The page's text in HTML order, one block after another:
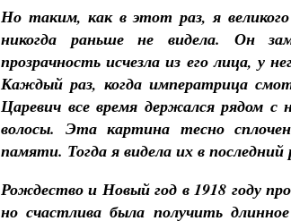
Но таким, как в этот раз, я великого
никогда раньше не видела. Он
прозрачность исчезла из его лица, у
Каждый раз, когда императрица
Царевич все время держался рядом с
волосы. Эта картина тесно
памяти. Тогда я видела их в последний
Рождество и Новый год в 1918 году
но счастлива была получить